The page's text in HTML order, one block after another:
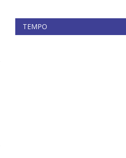
TEMPO